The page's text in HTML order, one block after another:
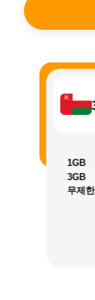
1GB
3GB
무제한